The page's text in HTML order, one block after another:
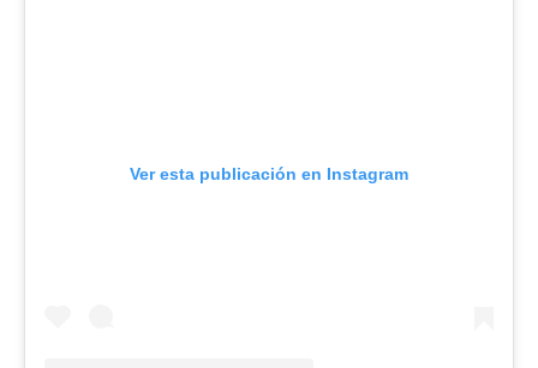
Ver esta publicación en Instagram